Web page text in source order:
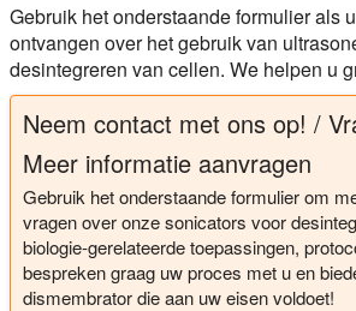
Gebruik het onderstaande formulier als
ontvangen over het gebruik van
desintegreren van cellen. We helpen u
Neem contact met ons op! /
Meer informatie aanvragen
Gebruik het onderstaande formulier om
vragen over onze sonicators voor
biologie-gerelateerde toepassingen,
bespreken graag uw proces met u en
dismembrator die aan uw eisen voldoet!